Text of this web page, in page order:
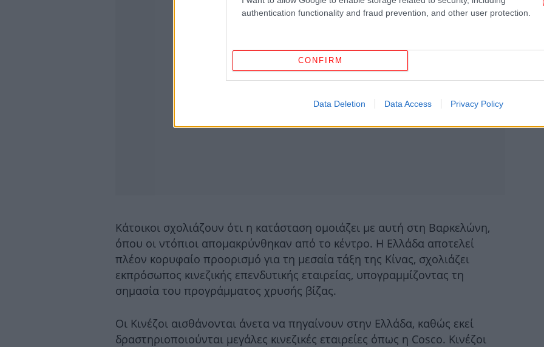
authentication functionality and fraud prevention, and other user protection.
CONFIRM
Data Deletion Data Access Privacy Policy
Κάτοικοι σχολιάζουν ότι η κατάσταση ομοιάζει με αυτή στη Βαρκελώνη,
όπου οι ντόπιοι απομακρύνθηκαν από το κέντρο. Η Ελλάδα αποτελεί
πλέον κορυφαίο προορισμό για τη μεσαία τάξη της Κίνας, σχολιάζει
εκπρόσωπος κινεζικής επενδυτικής εταιρείας, υπογραμμίζοντας τη
σημασία του προγράμματος χρυσής βίζας.
Οι Κινέζοι αισθάνονται άνετα να πηγαίνουν στην Ελλάδα, καθώς εκεί
δραστηριοποιούνται μεγάλες κινεζικές εταιρείες όπως η Cosco. Κινέζοι